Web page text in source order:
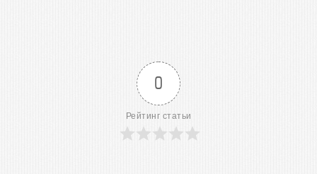
0
Рейтинг статьи